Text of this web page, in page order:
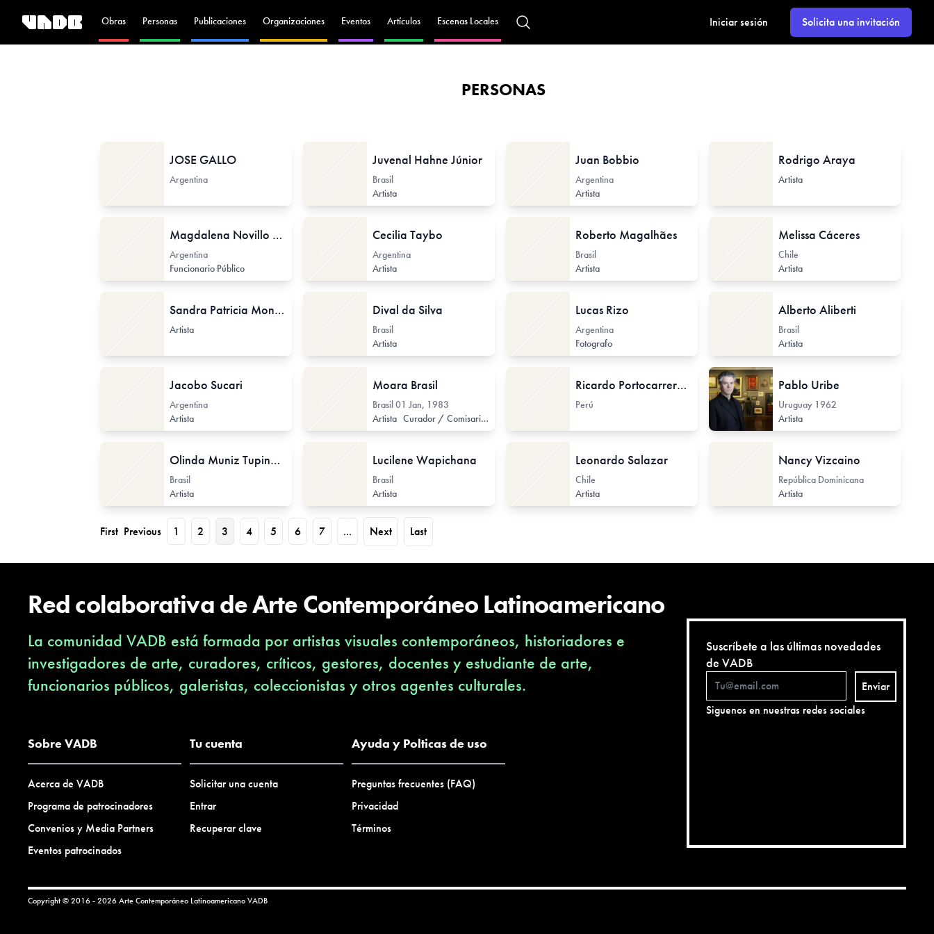
Obras Personas Publicaciones Organizaciones Eventos Artículos Escenas Locales Iniciar sesión Solicita una invitación
PERSONAS
JOSE GALLO
Argentina
Juvenal Hahne Júnior
Brasil
Artista
Juan Bobbio
Argentina
Artista
Rodrigo Araya
Artista
Magdalena Novillo Corvalán
Argentina
Funcionario Público
Cecilia Taybo
Argentina
Artista
Roberto Magalhães
Brasil
Artista
Melissa Cáceres
Chile
Artista
Sandra Patricia Monterroso Juárez
Artista
Dival da Silva
Brasil
Artista
Lucas Rizo
Argentina
Fotografo
Alberto Aliberti
Brasil
Artista
Jacobo Sucari
Argentina
Artista
Moara Brasil
Brasil01 Jan, 1983
Artista Curador / Comisario (de Arte Contemporáneo)
Ricardo Portocarrero Grados
Perú
Pablo Uribe
Uruguay 1962
Artista
Olinda Muniz Tupinambá
Brasil
Artista
Lucilene Wapichana
Brasil
Artista
Leonardo Salazar
Chile
Artista
Nancy Vizcaino
República Dominicana
Artista
First Previous 1 2 3 4 5 6 7 ... Next Last
Red colaborativa de Arte Contemporáneo Latinoamericano
La comunidad VADB está formada por artistas visuales contemporáneos, historiadores e
investigadores de arte, curadores, críticos, gestores, docentes y estudiante de arte,
funcionarios públicos, galeristas, coleccionistas y otros agentes culturales.
Sobre VADB
Acerca de VADB
Programa de patrocinadores
Convenios y Media Partners
Eventos patrocinados
Tu cuenta
Solicitar una cuenta
Entrar
Recuperar clave
Ayuda y Polticas de uso
Preguntas frecuentes (FAQ)
Privacidad
Términos
Suscríbete a las últimas novedades
de VADB
Enviar
Siguenos en nuestras redes sociales
Copyright © 2016 - 2026 Arte Contemporáneo LatinoamericanoVADB